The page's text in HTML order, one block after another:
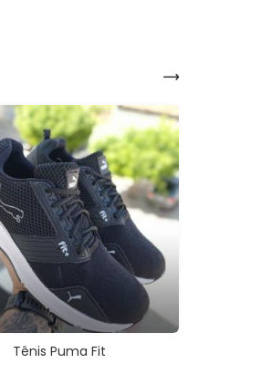
Tênis Puma Fit